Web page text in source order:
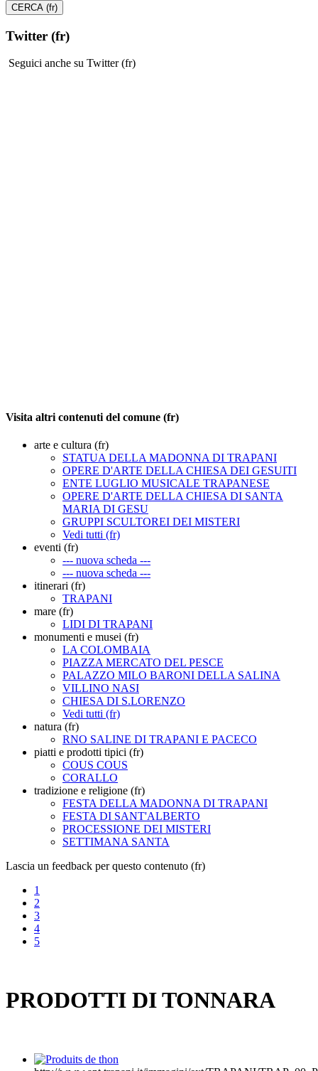
Twitter (fr)
Seguici anche su Twitter (fr)
Visita altri contenuti del comune (fr)
arte e cultura (fr)
STATUA DELLA MADONNA DI TRAPANI
OPERE D'ARTE DELLA CHIESA DEI GESUITI
ENTE LUGLIO MUSICALE TRAPANESE
OPERE D'ARTE DELLA CHIESA DI SANTA
MARIA DI GESU
GRUPPI SCULTOREI DEI MISTERI
Vedi tutti (fr)
eventi (fr)
--- nuova scheda ---
--- nuova scheda ---
itinerari (fr)
TRAPANI
mare (fr)
LIDI DI TRAPANI
monumenti e musei (fr)
LA COLOMBAIA
PIAZZA MERCATO DEL PESCE
PALAZZO MILO BARONI DELLA SALINA
VILLINO NASI
CHIESA DI S.LORENZO
Vedi tutti (fr)
natura (fr)
RNO SALINE DI TRAPANI E PACECO
piatti e prodotti tipici (fr)
COUS COUS
CORALLO
tradizione e religione (fr)
FESTA DELLA MADONNA DI TRAPANI
FESTA DI SANT'ALBERTO
PROCESSIONE DEI MISTERI
SETTIMANA SANTA
Lascia un feedback per questo contenuto (fr)
1
2
3
4
5
PRODOTTI DI TONNARA